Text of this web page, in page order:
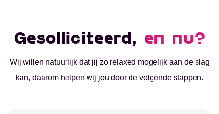
Gesolliciteerd, en nu?
Wij willen natuurlijk dat jij zo relaxed mogelijk aan de slag
kan, daarom helpen wij jou door de volgende stappen.